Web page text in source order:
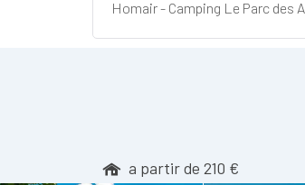
a partir de 210 €